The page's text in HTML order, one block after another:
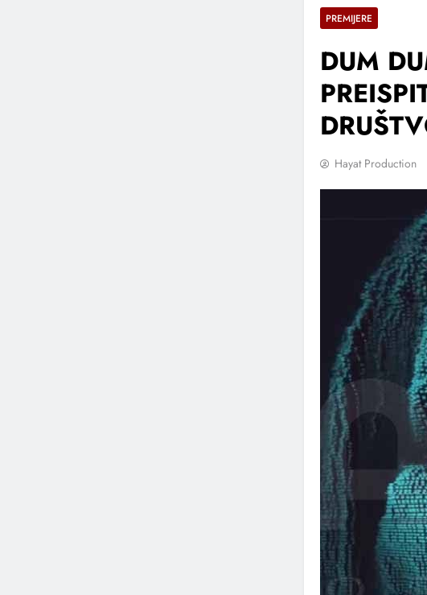
PREMIJERE
DUM
Hayat Production